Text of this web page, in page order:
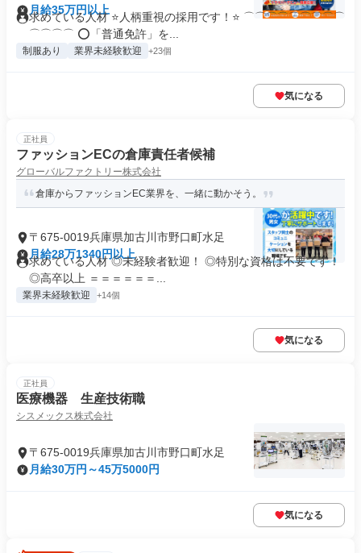
月給35万円以上
求めている人材 ⭐人柄重視の採用です！⭐ ⌒⌒⌒⌒⌒⌒⌒⌒⌒
⌒⌒⌒⌒ ⭕「普通免許」を...
制服あり 業界未経験歓迎 +23個
気になる
正社員
ファッションECの倉庫責任者候補
グローバルファクトリー株式会社
倉庫からファッションEC業界を、一緒に動かそう。
〒675-0019兵庫県加古川市野口町水足
月給28万1340円以上
求めている人材 ◎未経験者歓迎！ ◎特別な資格は不要です！
◎高卒以上 ＝＝＝＝＝＝...
業界未経験歓迎 +14個
気になる
正社員
医療機器 生産技術職
シスメックス株式会社
〒675-0019兵庫県加古川市野口町水足
月給30万円～45万5000円
気になる